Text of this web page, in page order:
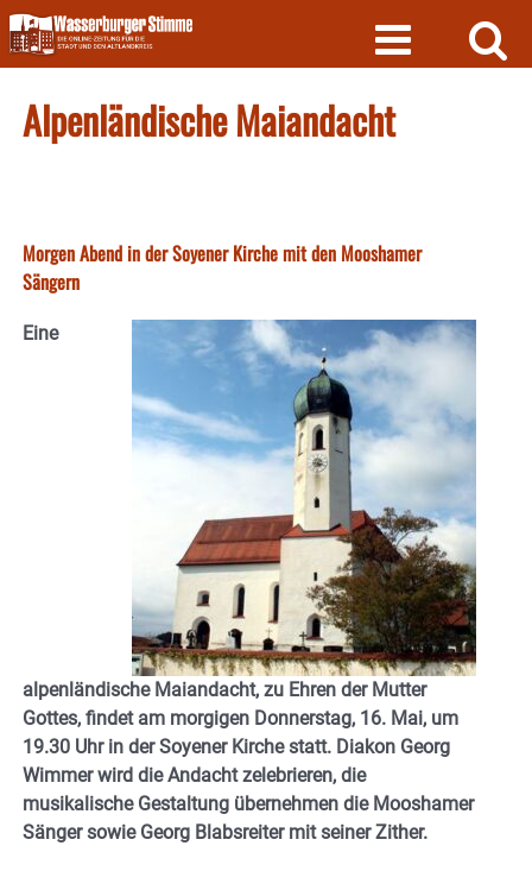
Skip
to
content
Alpenländische Maiandacht
Morgen Abend in der Soyener Kirche mit den Mooshamer
Sängern
Eine
alpenländische Maiandacht, zu Ehren der Mutter
Gottes, findet am morgigen Donnerstag, 16. Mai, um
19.30 Uhr in der Soyener Kirche statt. Diakon Georg
Wimmer wird die Andacht zelebrieren, die
musikalische Gestaltung übernehmen die Mooshamer
Sänger sowie Georg Blabsreiter mit seiner Zither.